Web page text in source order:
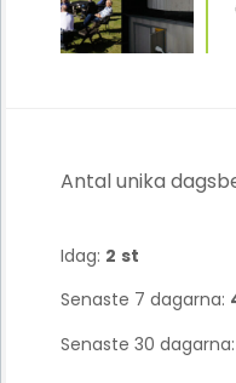
Antal unika
Idag: 2 st
Senaste 7 dagarna:
Senaste 30 dagarna: